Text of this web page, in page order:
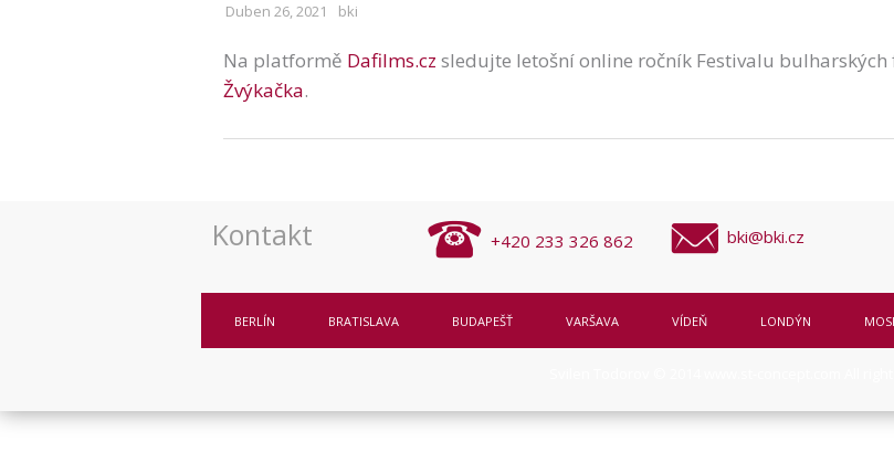
Duben 26, 2021 bki
Na platformě Dafilms.cz sledujte letošní online ročník Festivalu
Žvýkačka.
Kontakt +420 233 326 862 bki@bki.cz
BERLÍN BRATISLAVA BUDAPEŠŤ VARŠAVA VÍDEŇ LONDÝN